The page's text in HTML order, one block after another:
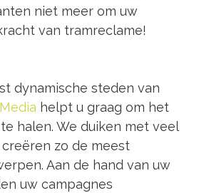
niet meer om uw
van tramreclame!
dynamische steden van
helpt u graag om het
halen. We duiken met veel
zo de meest
Aan de hand van uw
uw campagnes